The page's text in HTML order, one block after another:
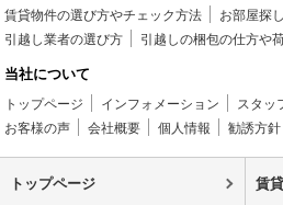
賃貸物件の選び方やチェック方法
お部屋探
引越し業者の選び方
引越しの梱包の仕方や
当社について
トップページ インフォメーション スタッ
お客様の声
会社概要 個人情報 勧誘方針
トップページ 賃